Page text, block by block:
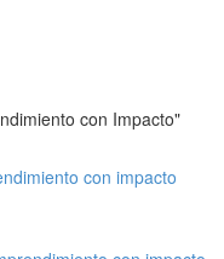
con Impacto"
con impacto